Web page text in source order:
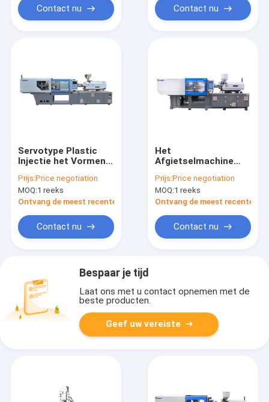
Contact nu Contact nu
Servotype Plastic
Injectie het Vormen
voor Plastic
Dagelijkse Noodzaak
Prijs:Price negotiation
MOQ:1 reeks
Ontvang de meest recente Prijs
Contact nu
Het
Afgietselmachine
Automatische
Injectie, het Grote
Injectie het Vormen
Werken
Prijs:Price negotiation
MOQ:1 reeks
Ontvang de meest recente
Contact nu
Bespaar je tijd
Laat ons met u contact opnemen met de
beste producten.
Geef uw vereiste